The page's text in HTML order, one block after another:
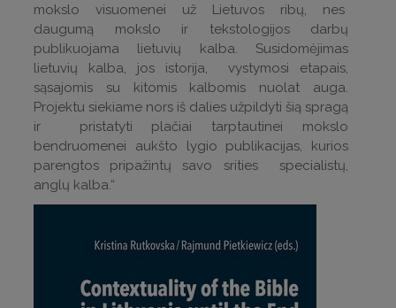
mokslo visuomenei už Lietuvos ribų, nes
daugumą mokslo ir tekstologijos darbų
publikuojama lietuvių kalba. Susidomėjimas
lietuvių kalba, jos istorija, vystymosi etapais,
sąsajomis su kitomis kalbomis nuolat auga.
Projektu siekiame nors iš dalies užpildyti šią spragą
ir pristatyti plačiai tarptautinei mokslo
bendruomenei aukšto lygio publikacijas, kurios
parengtos pripažintų savo srities specialistų,
anglų kalba.“